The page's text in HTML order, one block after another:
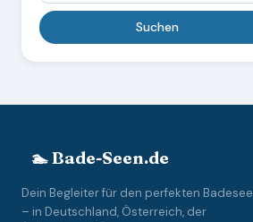
🏊 Bade-Seen.de
Dein Begleiter für den perfekten Badesee
– in Deutschland, Österreich, der